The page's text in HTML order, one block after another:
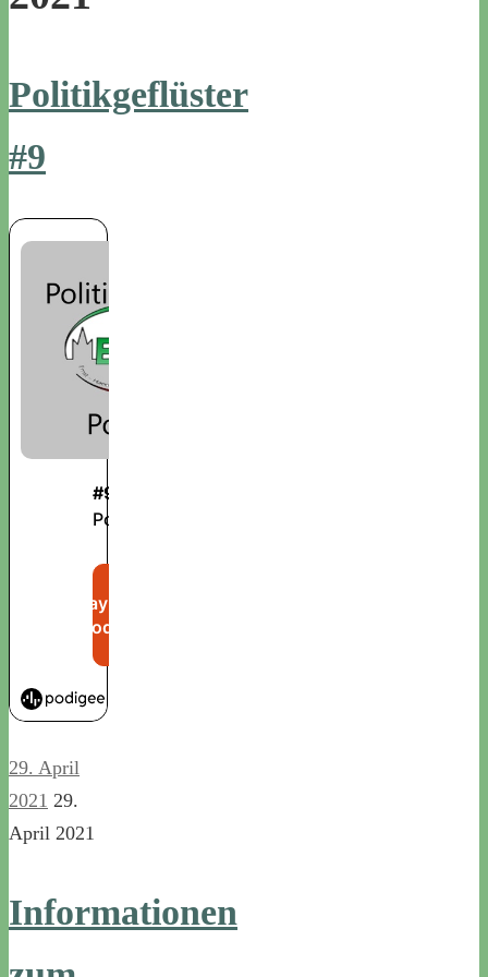
Politikgeflüster
#9
29. April
2021 29.
April 2021
Informationen